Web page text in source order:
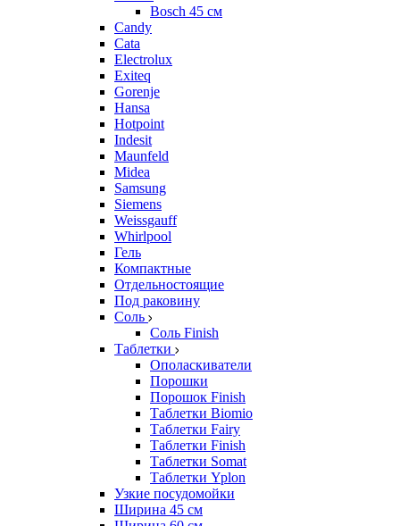
Bosch 45 см
Candy
Cata
Electrolux
Exiteq
Gorenje
Hansa
Hotpoint
Indesit
Maunfeld
Midea
Samsung
Siemens
Weissgauff
Whirlpool
Гель
Компактные
Отдельностоящие
Под раковину
Соль
Соль Finish
Таблетки
Ополаскиватели
Порошки
Порошок Finish
Таблетки Biomio
Таблетки Fairy
Таблетки Finish
Таблетки Somat
Таблетки Yplon
Узкие посудомойки
Ширина 45 см